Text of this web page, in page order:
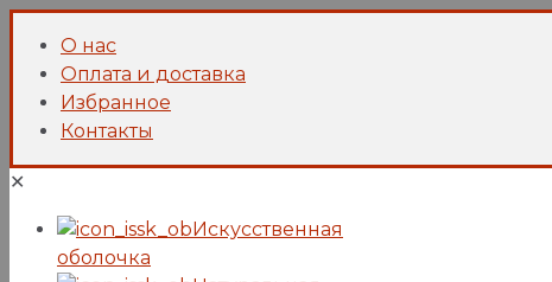
О нас
Оплата и доставка
Избранное
Контакты
✕
Искусcтвенная
оболочка